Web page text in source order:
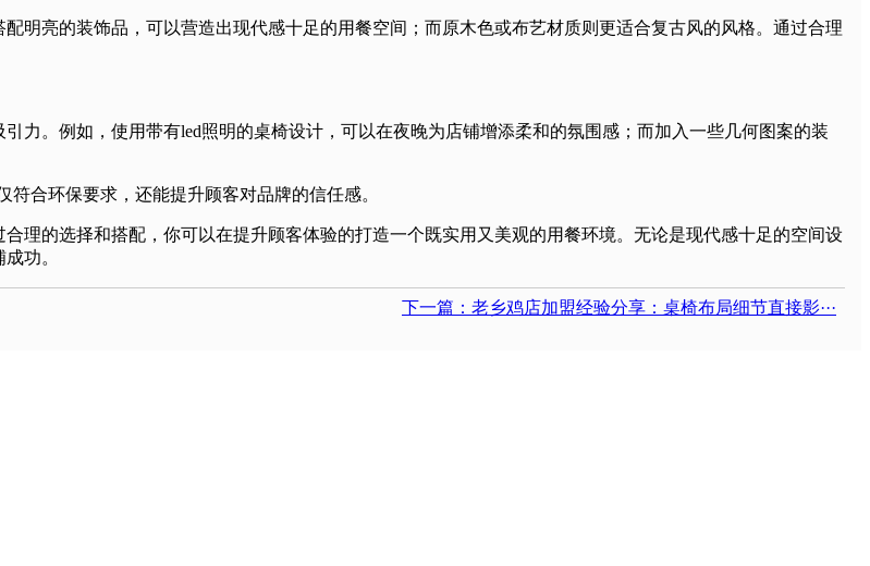
明亮的装饰品，可以营造出现代感十足的用餐空间；而原木色或布艺材质则更适合复古风的风格。通过合理
力。例如，使用带有led照明的桌椅设计，可以在夜晚为店铺增添柔和的氛围感；而加入一些几何图案的装
合环保要求，还能提升顾客对品牌的信任感。
理的选择和搭配，你可以在提升顾客体验的打造一个既实用又美观的用餐环境。无论是现代感十足的空间设
功。
下一篇：老乡鸡店加盟经验分享：桌椅布局细节直接影···